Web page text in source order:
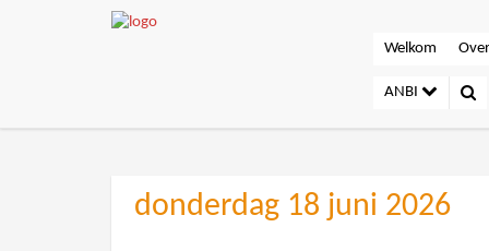
Welkom
ANBI
donderdag 18 juni 2026